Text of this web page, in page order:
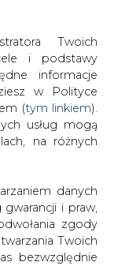
Twoich
i podstawy
informacje
w Polityce
(tym linkiem).
usług mogą
na różnych
danych
i praw,
zgody
Twoich
bezwzględnie